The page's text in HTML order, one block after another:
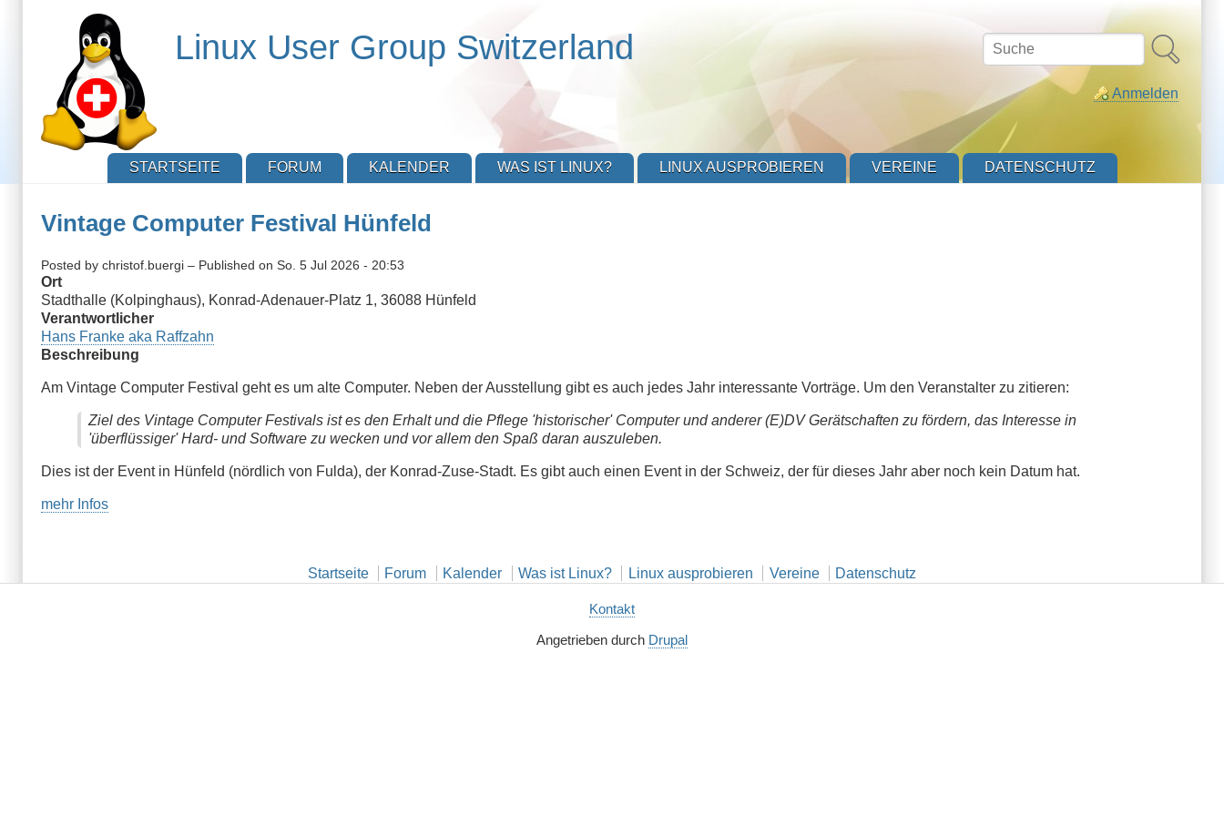
Suche
Anmelden
Linux User Group Switzerland
STARTSEITE FORUM KALENDER WAS IST LINUX? LINUX AUSPROBIEREN VEREINE DATENSCHUTZ
Vintage Computer Festival Hünfeld
Posted by christof.buergi – Published on So. 5 Jul 2026 - 20:53
Ort
Stadthalle (Kolpinghaus), Konrad-Adenauer-Platz 1, 36088 Hünfeld
Verantwortlicher
Hans Franke aka Raffzahn
Beschreibung
Am Vintage Computer Festival geht es um alte Computer. Neben der Ausstellung gibt es auch jedes Jahr interessante Vorträge. Um den Veranstalter zu zitieren:
Ziel des Vintage Computer Festivals ist es den Erhalt und die Pflege 'historischer' Computer und anderer (E)DV Gerätschaften zu fördern, das Interesse in
'überflüssiger' Hard- und Software zu wecken und vor allem den Spaß daran auszuleben.
Dies ist der Event in Hünfeld (nördlich von Fulda), der Konrad-Zuse-Stadt. Es gibt auch einen Event in der Schweiz, der für dieses Jahr aber noch kein Datum hat.
mehr Infos
Startseite Forum Kalender Was ist Linux? Linux ausprobieren Vereine Datenschutz
Kontakt
Angetrieben durch Drupal